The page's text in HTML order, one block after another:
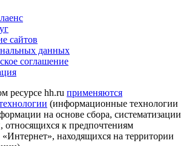
сайтов
данных
соглашение
ресурсе hh.ru применяются
(информационные технологии
на основе сбора, систематизации
относящихся к предпочтениям
«Интернет», находящихся на территории